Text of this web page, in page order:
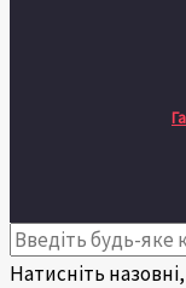
Натисніть